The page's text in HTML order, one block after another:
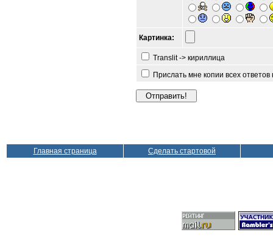
Картинка:
Translit -> кириллица
Прислать мне копии всех
Главная страница Сделать стартовой